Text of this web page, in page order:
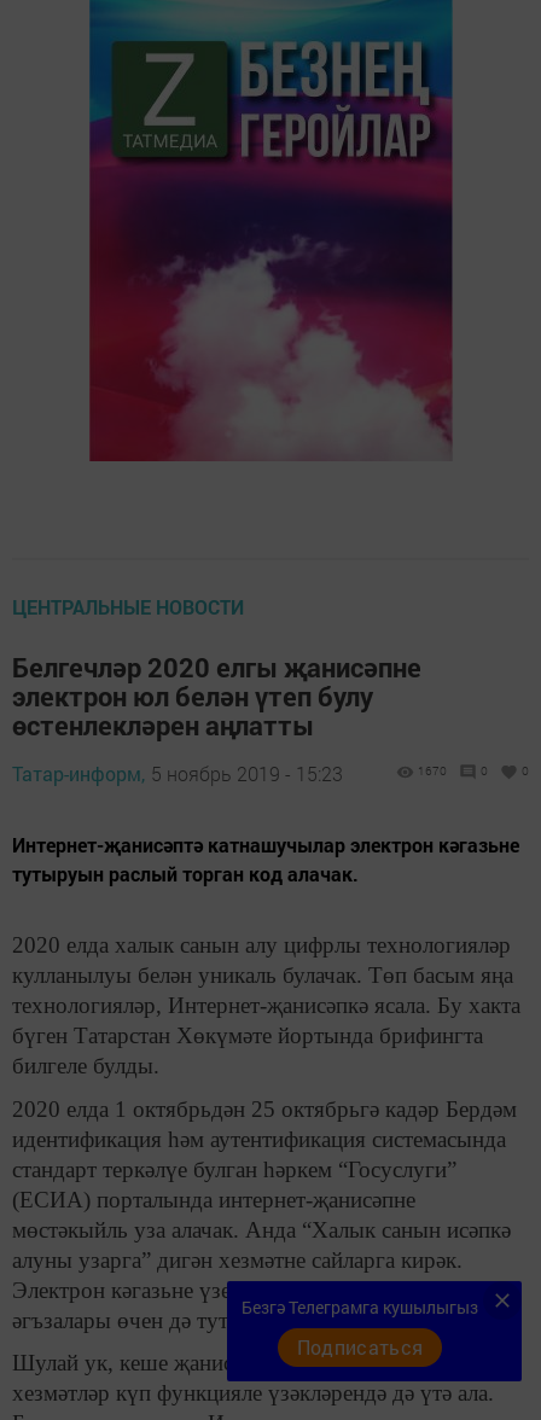
ЦЕНТРАЛЬНЫЕ НОВОСТИ
Белгечләр 2020 елгы җанисәпне
электрон юл белән үтеп булу
өстенлекләрен аңлатты
Татар-информ, 5 ноябрь 2019 - 15:23 1670 0 0
Интернет-җанисәптә катнашучылар электрон кәгазьне
тутыруын раслый торган код алачак.
2020 елда халык санын алу цифрлы технологияләр
кулланылуы белән уникаль булачак. Төп басым яңа
технологияләр, Интернет-җанисәпкә ясала. Бу хакта
бүген Татарстан Хөкүмәте йортында брифингта
билгеле булды.
2020 елда 1 октябрьдән 25 октябрьгә кадәр Бердәм
идентификация һәм аутентификация системасында
стандарт теркәлүе булган һәркем “Госуслуги”
(ЕСИА) порталында интернет-җанисәпне
мөстәкыйль уза алачак. Анда “Халык санын исәпкә
алуны узарга” дигән хезмәтне сайларга кирәк.
Электрон кәгазьне үзең өчен генә түгел, гаилә
әгъзалары өчен дә тутырып була.
Шулай ук, кеше җанисәпне дәүләт һәм муниципаль
хезмәтләр күп функцияле үзәкләрендә дә үтә ала.
Безгә Телеграмга кушылыгыз
Подписаться